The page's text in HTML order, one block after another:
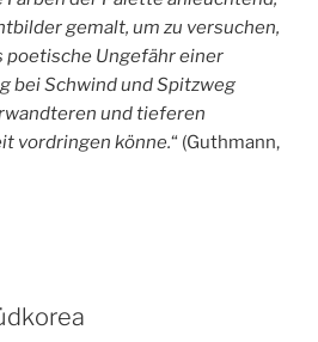
gemalt, um zu versuchen,
poetische Ungefähr einer
bei Schwind und Spitzweg
und tieferen
vordringen könne.“ (Guthmann,